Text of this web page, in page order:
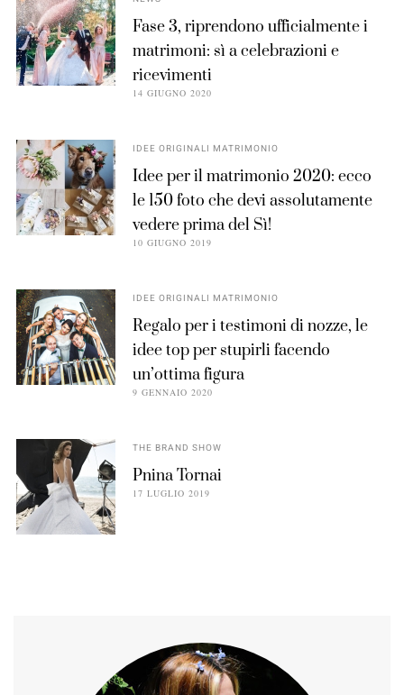
Fase 3, riprendono ufficialmente i
matrimoni: sì a celebrazioni e
ricevimenti
14 GIUGNO 2020
IDEE ORIGINALI MATRIMONIO
Idee per il matrimonio 2020: ecco
le 150 foto che devi assolutamente
vedere prima del Sì!
10 GIUGNO 2019
IDEE ORIGINALI MATRIMONIO
Regalo per i testimoni di nozze, le
idee top per stupirli facendo
un’ottima figura
9 GENNAIO 2020
THE BRAND SHOW
Pnina Tornai
17 LUGLIO 2019